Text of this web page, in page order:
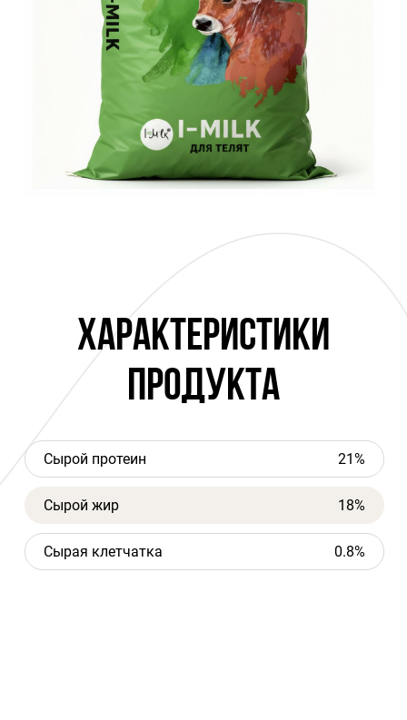
ХАРАКТЕРИСТИКИ
ПРОДУКТА
Сырой протеин 21%
Сырой жир 18%
Сырая клетчатка 0.8%